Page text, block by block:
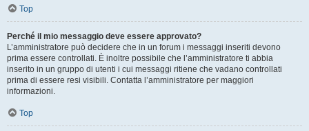
Top
Perché il mio messaggio deve essere approvato?
L’amministratore può decidere che in un forum i messaggi inseriti devono
prima essere controllati. È inoltre possibile che l’amministratore ti abbia
inserito in un gruppo di utenti i cui messaggi ritiene che vadano controllati
prima di essere resi visibili. Contatta l’amministratore per maggiori
informazioni.
Top